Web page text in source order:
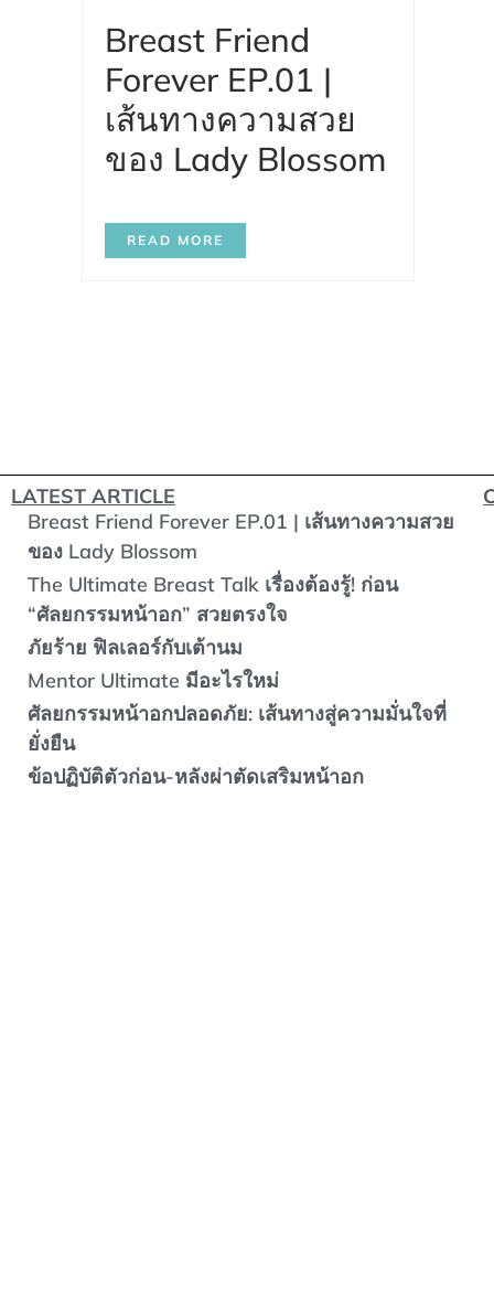
Breast Friend
Forever EP.01 |
เส้นทางความสวย
ของ Lady Blossom
READ MORE
LATEST ARTICLE
Breast Friend Forever EP.01 | เส้นทางความสวย
ของ Lady Blossom
The Ultimate Breast Talk เรื่องต้องรู้! ก่อน
“ศัลยกรรมหน้าอก” สวยตรงใจ
ภัยร้าย ฟิลเลอร์กับเต้านม
Mentor Ultimate มีอะไรใหม่
ศัลยกรรมหน้าอกปลอดภัย: เส้นทางสู่ความมั่นใจที่
ยั่งยืน
ข้อปฏิบัติตัวก่อน-หลังผ่าตัดเสริมหน้าอก